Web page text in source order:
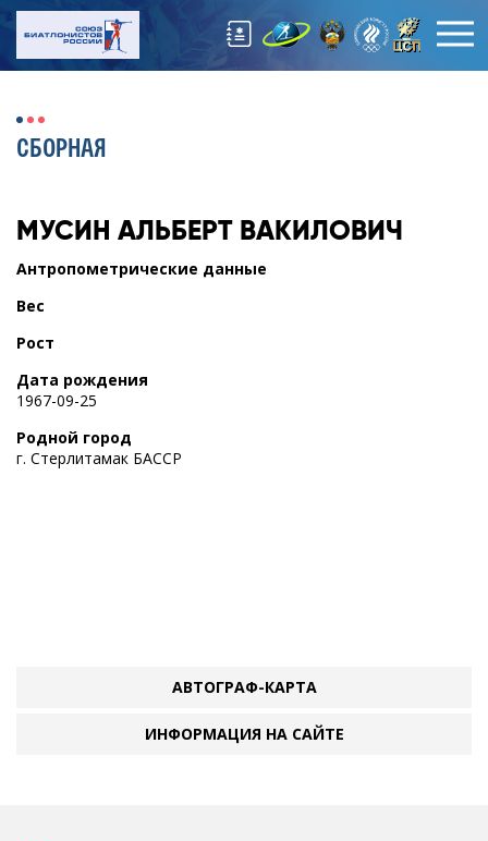
СБОРНАЯ
МУСИН АЛЬБЕРТ ВАКИЛОВИЧ
Антропометрические данные
Вес
Рост
Дата рождения
1967-09-25
Родной город
г. Стерлитамак БАССР
АВТОГРАФ-КАРТА
ИНФОРМАЦИЯ НА САЙТЕ